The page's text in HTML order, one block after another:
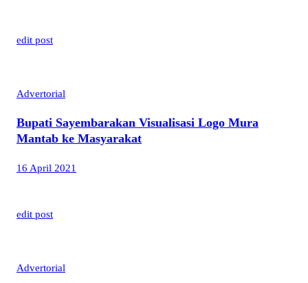
edit post
Advertorial
Bupati Sayembarakan Visualisasi Logo Mura
Mantab ke Masyarakat
16 April 2021
edit post
Advertorial